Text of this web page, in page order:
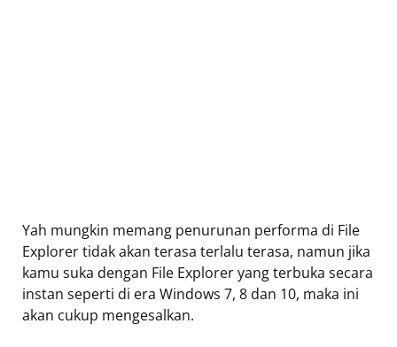
Yah mungkin memang penurunan performa di File
Explorer tidak akan terasa terlalu terasa, namun jika
kamu suka dengan File Explorer yang terbuka secara
instan seperti di era Windows 7, 8 dan 10, maka ini
akan cukup mengesalkan.